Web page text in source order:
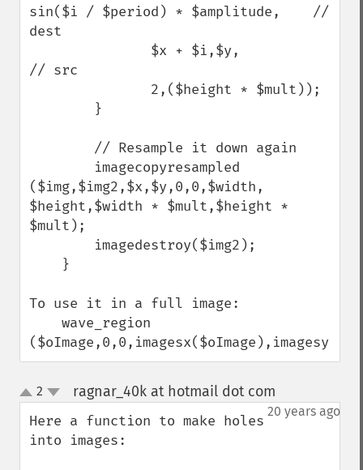
sin($i / $period) * $amplitude,    //
dest
// src
($img,$img2,$x,$y,0,0,$width,
$height,$width * $mult,$height *
$mult);
To use it in a full image:
up
down
2 ragnar_40k at hotmail dot com
20 years ago
Here a function to make holes
into images: